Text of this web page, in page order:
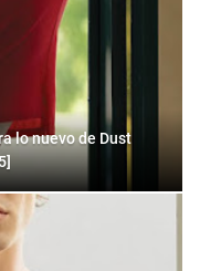
lo nuevo de Dust